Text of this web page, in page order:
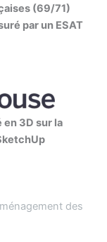
(69/71)
par un ESAT
3D sur la
des